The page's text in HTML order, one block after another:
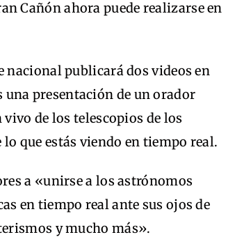
Cañón ahora puede realizarse en
nacional publicará dos videos en
una presentación de un orador
de los telescopios de los
que estás viendo en tiempo real.
a «unirse a los astrónomos
en tiempo real ante sus ojos de
y mucho más».